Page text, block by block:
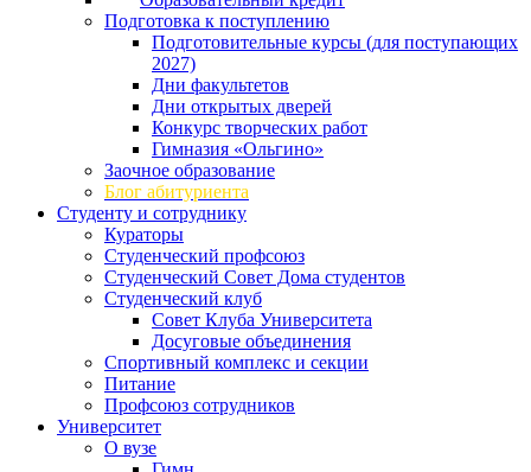
Подготовка к поступлению
Подготовительные курсы (для поступающих
2027)
Дни факультетов
Дни открытых дверей
Конкурс творческих работ
Гимназия «Ольгино»
Заочное образование
Блог абитуриента
Студенту и сотруднику
Кураторы
Студенческий профсоюз
Студенческий Совет Дома студентов
Студенческий клуб
Совет Клуба Университета
Досуговые объединения
Спортивный комплекс и секции
Питание
Профсоюз сотрудников
Университет
О вузе